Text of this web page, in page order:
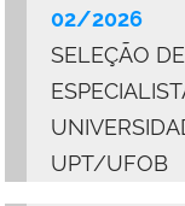
02/2026
SELEÇÃO
UPT/UFOB